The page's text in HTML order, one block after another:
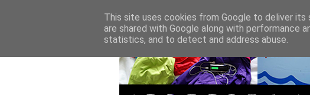
This site uses cookies from Google to deliver its
are shared with Google along with performance
statistics, and to detect and address abuse.